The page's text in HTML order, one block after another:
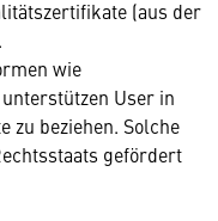
(aus der
wie
User in
zu beziehen. Solche
gefördert